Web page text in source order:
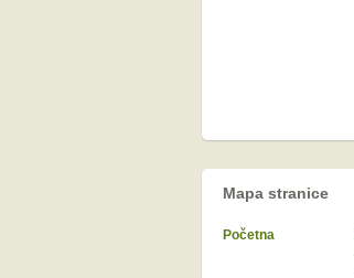
Mapa stranice
Početna